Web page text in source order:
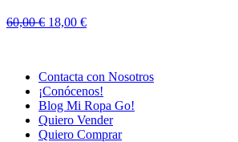
60,00€ El
60,00 €.
18,00 €El
18,00 €.
Contacta con Nosotros
¡Conócenos!
Blog Mi Ropa Go!
Quiero Vender
Quiero Comprar